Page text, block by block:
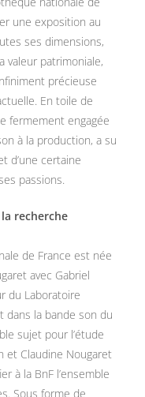
une exposition au
ses dimensions,
valeur patrimoniale,
précieuse
En toile de
fermement engagée
à la production, a su
d’une certaine
passions.
recherche
de France est née
avec Gabriel
du Laboratoire
dans la bande son du
sujet pour l’étude
et Claudine Nougaret
à la BnF l’ensemble
Sous forme de